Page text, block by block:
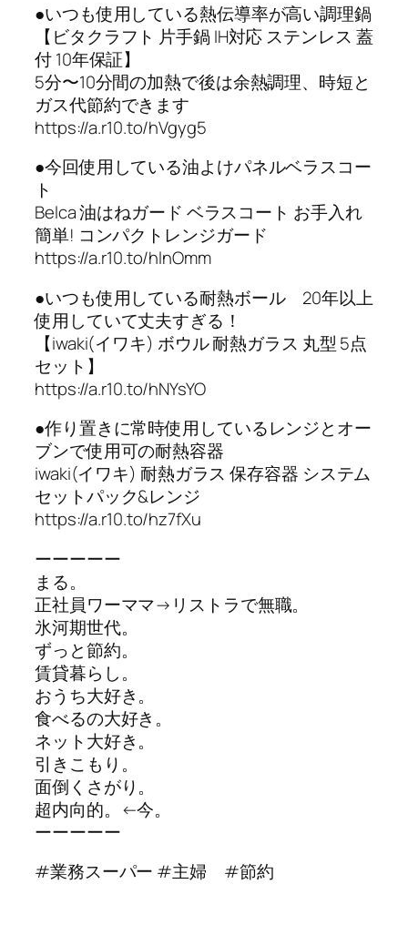
●いつも使用している熱伝導率が高い調理鍋
【ビタクラフト 片手鍋 IH対応 ステンレス 蓋
付 10年保証】
5分〜10分間の加熱で後は余熱調理、時短と
ガス代節約できます
https://a.r10.to/hVgyg5
●今回使用している油よけパネルベラスコー
ト
Belca 油はねガード ベラスコート お手入れ
簡単! コンパクトレンジガード
https://a.r10.to/hlnOmm
●いつも使用している耐熱ボール 20年以上
使用していて丈夫すぎる！
【iwaki(イワキ) ボウル 耐熱ガラス 丸型 5点
セット】
https://a.r10.to/hNYsYO
●作り置きに常時使用しているレンジとオー
ブンで使用可の耐熱容器
iwaki(イワキ) 耐熱ガラス 保存容器 システム
セットパック&レンジ
https://a.r10.to/hz7fXu
ーーーーー
まる。
正社員ワーママ→リストラで無職。
氷河期世代。
ずっと節約。
賃貸暮らし。
おうち大好き。
食べるの大好き。
ネット大好き。
引きこもり。
面倒くさがり。
超内向的。←今。
ーーーーー
#業務スーパー #主婦 #節約